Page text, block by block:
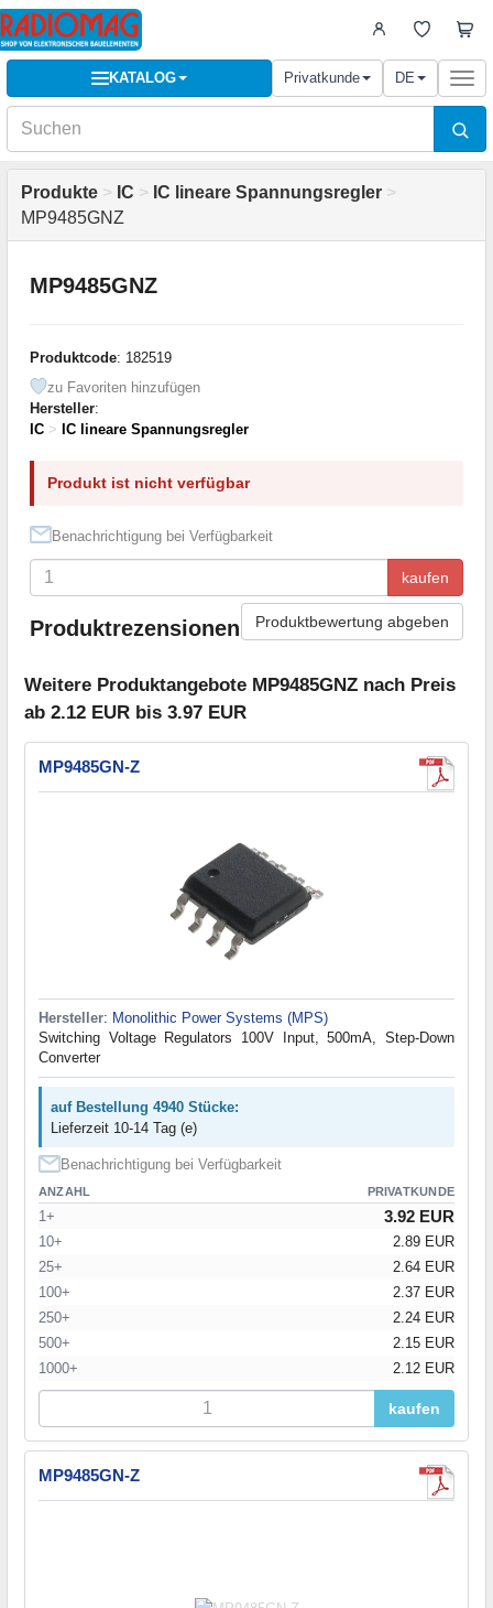
KATALOG Privatkunde DE
Produkte > IC > IC lineare Spannungsregler >
MP9485GNZ
MP9485GNZ
Produktcode: 182519
zu Favoriten hinzufügen
Hersteller:
IC > IC lineare Spannungsregler
Produkt ist nicht verfügbar
Benachrichtigung bei Verfügbarkeit
kaufen
Produktrezensionen Produktbewertung abgeben
Weitere Produktangebote MP9485GNZ nach Preis
ab 2.12 EUR bis 3.97 EUR
MP9485GN-Z
Hersteller: Monolithic Power Systems (MPS)
Switching Voltage Regulators 100V Input, 500mA, Step-Down
Converter
auf Bestellung 4940 Stücke:
Lieferzeit 10-14 Tag (e)
Benachrichtigung bei Verfügbarkeit
ANZAHL PRIVATKUNDE
1+ 3.92 EUR
10+
2.89 EUR
25+
2.64 EUR
100+
2.37 EUR
250+
2.24 EUR
500+
2.15 EUR
1000+
2.12 EUR
kaufen
MP9485GN-Z